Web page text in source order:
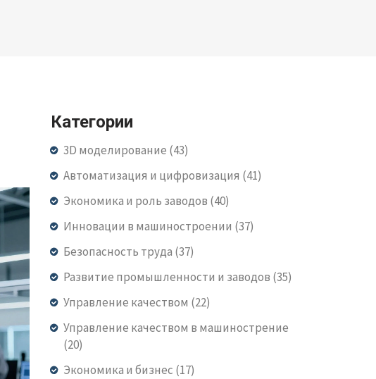
Категории
3D моделирование (43)
Автоматизация и цифровизация (41)
Экономика и роль заводов (40)
Инновации в машиностроении (37)
Безопасность труда (37)
Развитие промышленности и заводов (35)
Управление качеством (22)
Управление качеством в машинострение
(20)
Экономика и бизнес (17)